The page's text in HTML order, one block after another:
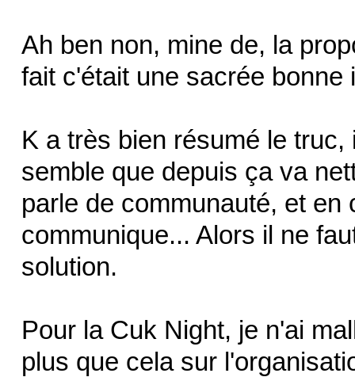
Ah ben non, mine de, la
fait c'était une sacrée
K a très bien résumé le
semble que depuis ça va
parle de communauté, et en
communique... Alors il ne
solution.
Pour la Cuk Night, je n'ai
plus que cela sur